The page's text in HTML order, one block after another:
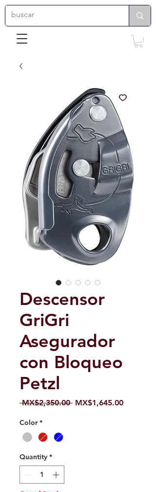
Descensor
GriGri
Asegurador
con Bloqueo
Petzl
MX$2,350.00 Regular
MX$1,645.00Sale
Color *
Quantity *